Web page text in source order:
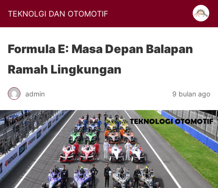
TEKNOLGI DAN OTOMOTIF
Formula E: Masa Depan Balapan
Ramah Lingkungan
admin 9 bulan ago